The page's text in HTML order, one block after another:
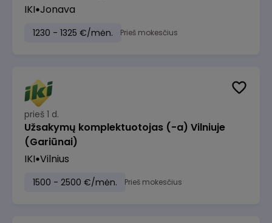
IKI Jonava
1230 - 1325 €/mėn. Prieš mokesčius
prieš 1 d.
Užsakymų komplektuotojas (-a) Vilniuje
(Gariūnai)
IKI Vilnius
1500 - 2500 €/mėn. Prieš mokesčius